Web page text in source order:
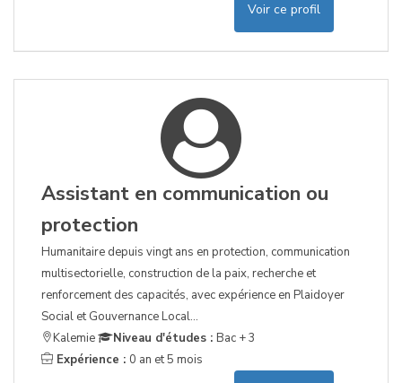
Voir ce profil
Assistant en communication ou
protection
Humanitaire depuis vingt ans en protection, communication
multisectorielle, construction de la paix, recherche et
renforcement des capacités, avec expérience en Plaidoyer
Social et Gouvernance Local...
Kalemie
Niveau d'études : Bac + 3
Expérience : 0 an et 5 mois